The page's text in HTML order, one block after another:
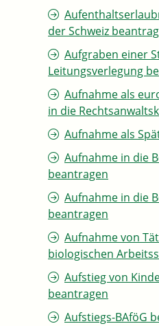
der Schweiz
Aufgraben einer
Leitungsverlegung
Aufnahme als
in die
Aufnahme als
Aufnahme in die
beantragen
Aufnahme in die
beantragen
Aufnahme von
biologischen
Aufstieg von
beantragen
Aufstiegs-BAföG